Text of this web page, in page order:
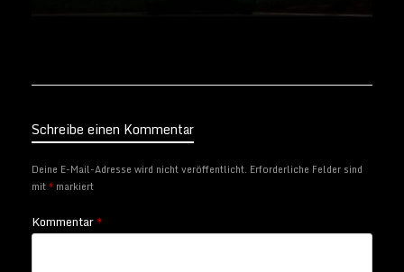
Schreibe einen Kommentar
Deine E-Mail-Adresse wird nicht veröffentlicht. Erforderliche Felder sind
mit* markiert
Kommentar*